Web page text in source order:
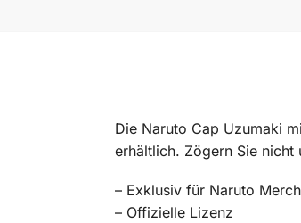
Die Naruto Cap Uzumaki
erhältlich. Zögern Sie nicht
– Exklusiv für Naruto Merch
– Offizielle Lizenz